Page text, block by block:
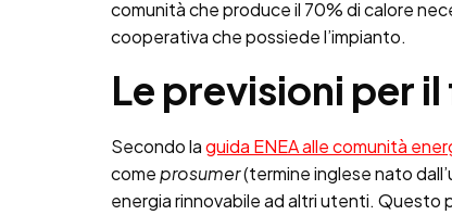
comunità che produce il 70% di calore
cooperativa che possiede l’impianto.
Le previsioni per
Secondo laguida ENEA alle comunità
comeprosumer(termine inglese nato
energia rinnovabile ad altri utenti. Questo